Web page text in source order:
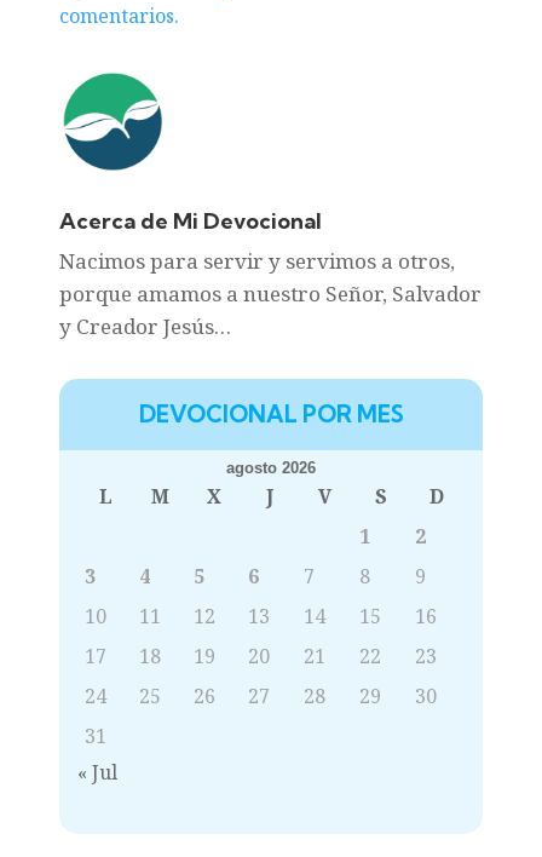
comentarios.
Acerca de Mi Devocional
Nacimos para servir y servimos a otros,
porque amamos a nuestro Señor, Salvador
y Creador Jesús…
DEVOCIONAL POR MES
agosto 2026
L M X J V S
D
1
2
3
4 5 6 7 8
9
10
11 12 13 14 15
16
17
18 19 20 21 22
23
24
25 26 27 28 29
30
31
« Jul